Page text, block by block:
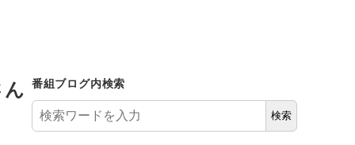
番組ブログ内検索
検索